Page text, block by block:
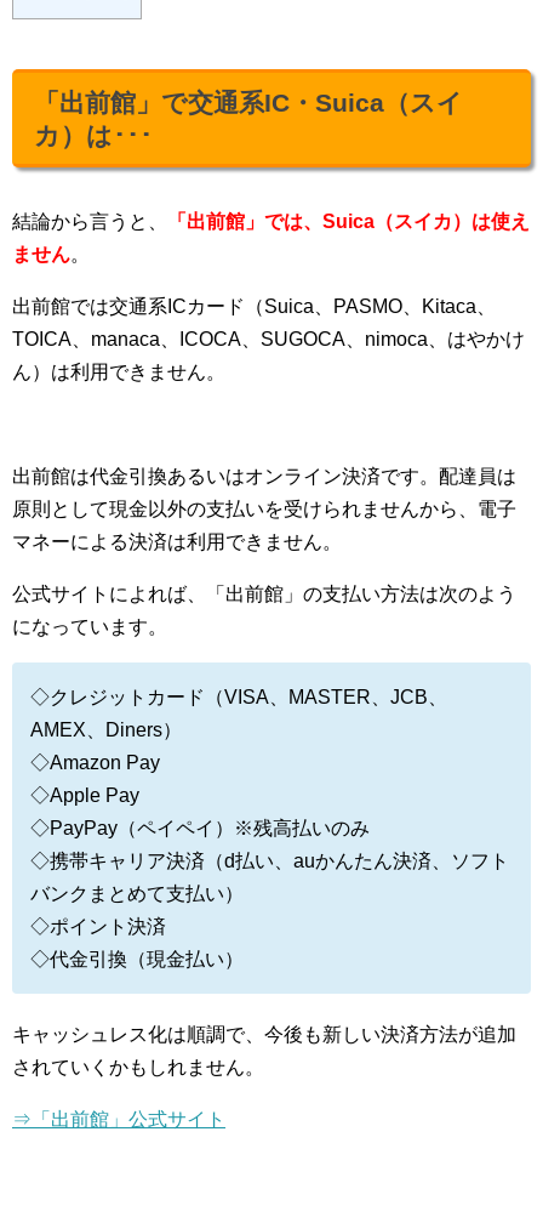
「出前館」で交通系IC・Suica（スイ
カ）は･･･
結論から言うと、
「出前館」では、Suica（スイカ）は使え
ません。
出前館では交通系ICカード（Suica、PASMO、Kitaca、
TOICA、manaca、ICOCA、SUGOCA、nimoca、はやかけ
ん）は利用できません。
出前館は代金引換あるいはオンライン決済です。配達員は
原則として現金以外の支払いを受けられませんから、電子
マネーによる決済は利用できません。
公式サイトによれば、「出前館」の支払い方法は次のよう
になっています。
◇クレジットカード（VISA、MASTER、JCB、
AMEX、Diners）
◇Amazon Pay
◇Apple Pay
◇PayPay（ペイペイ）※残高払いのみ
◇携帯キャリア決済（d払い、auかんたん決済、ソフト
バンクまとめて支払い）
◇ポイント決済
◇代金引換（現金払い）
キャッシュレス化は順調で、今後も新しい決済方法が追加
されていくかもしれません。
⇒「出前館」公式サイト